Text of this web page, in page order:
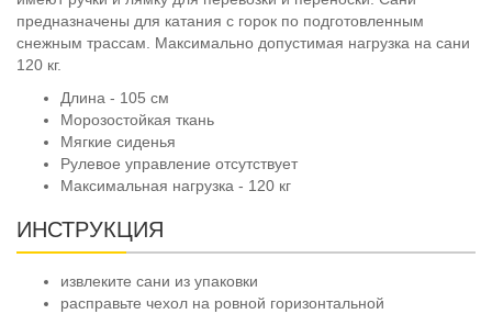
предназначены для катания с горок по подготовленным
снежным трассам. Максимально допустимая нагрузка на сани
120 кг.
Длина - 105 см
Морозостойкая ткань
Мягкие сиденья
Рулевое управление отсутствует
Максимальная нагрузка - 120 кг
ИНСТРУКЦИЯ
извлеките сани из упаковки
расправьте чехол на ровной горизонтальной